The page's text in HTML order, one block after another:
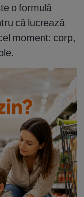
o formulă
că lucrează
moment: corp,